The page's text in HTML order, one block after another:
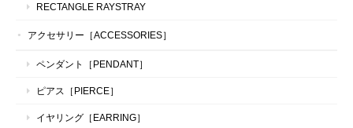
RECTANGLE RAYSTRAY
アクセサリー［ACCESSORIES］
ペンダント［PENDANT］
ピアス［PIERCE］
イヤリング［EARRING］